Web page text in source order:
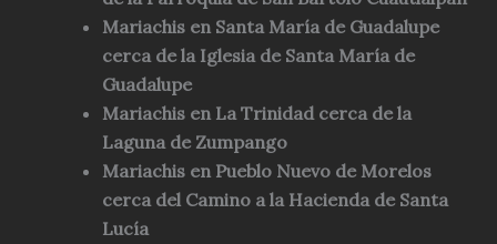
Mariachis en Santa María de Guadalupe
cerca de la Iglesia de Santa María de
Guadalupe
Mariachis en La Trinidad cerca de la
Laguna de Zumpango
Mariachis en Pueblo Nuevo de Morelos
cerca del Camino a la Hacienda de Santa
Lucía